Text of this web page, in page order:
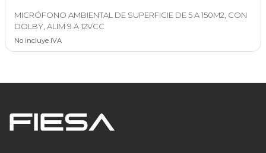
MICRÓFONO AMBIENTAL DE SUPERFICIE DE 5 A 150M2, CON
DOLBY, ALIM 9 A 12VCC
No incluye IVA